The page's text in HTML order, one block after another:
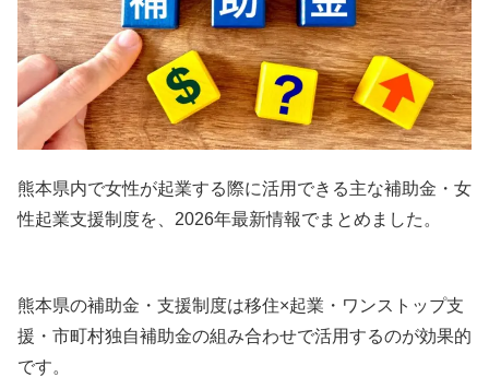
熊本県内で女性が起業する際に活用できる主な補助金・女
性起業支援制度を、2026年最新情報でまとめました。
熊本県の補助金・支援制度は移住×起業・ワンストップ支
援・市町村独自補助金の組み合わせで活用するのが効果的
です。